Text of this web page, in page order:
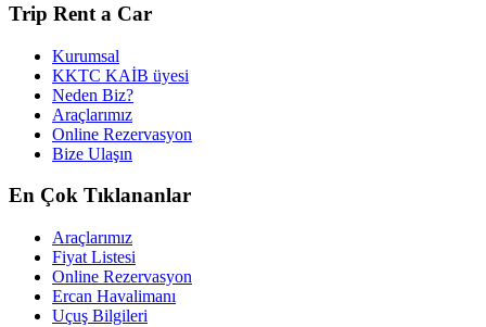
Trip Rent a Car
Kurumsal
KKTC KAİB üyesi
Neden Biz?
Araçlarımız
Online Rezervasyon
Bize Ulaşın
En Çok Tıklananlar
Araçlarımız
Fiyat Listesi
Online Rezervasyon
Ercan Havalimanı
Uçuş Bilgileri